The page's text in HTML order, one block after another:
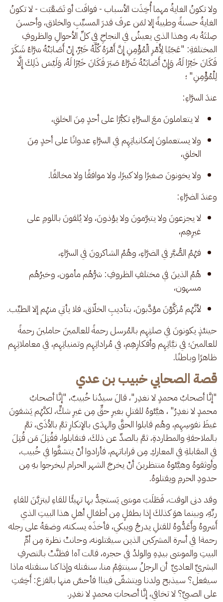
ولا تكونُ الغايةُ مهما أُخِذَت الأسباب - فوافَت أو تَصَعَّبَت - لا تكونُ
الغايةُ حسنةً وطيبةً إلا لمَن عرفَ قدرَ المسبِّبِ والخلاق، وأحسنَ
صِلتَهُ به، وهذا الذي يعيشُ في النجاحِ في كلِّ الأحوالِ والظروفِ
المختلفةِ: "عَجَبًا لِأَمْرِ الْمُؤْمِنِ إِنَّ أَمْرَهُ كُلَّهُ خَيْرٌ، إِنْ أَصَابَتْهُ سَرَّاءُ شَكَرَ
فَكَانَ خَيْرًا لَهُ، وَإِنْ أَصَابَتْهُ ضَرَّاءُ صَبَرَ فَكَانَ خَيْرًا لَهُ، وَلَيْسَ ذَلِكَ إِلَّا
لِلْمُؤْمِنِ" ؛
عندَ السرَّاءِ:
لا يتعاملونَ معَ السرَّاءِ تكبُّرًا على أحدٍ مِنَ الخلقِ،
ولا يستعملونَ إمكانياتِهِم في السرَّاءِ عدوانًا على أحدٍ مِنَ
الخلقِ،
ولا يخونونَ صغيرًا ولا كبيرًا، ولا موافقًا ولا مخالفًا.
وعندَ الضرَّاءِ:
لا يجزعونَ ولا يتبرَّمونَ ولا يؤذونَ، ولا يُلقونَ باللومِ على
غيرِهِم،
فهُمُ الصُّبَّر في الضرَّاءِ، وهُمُ الشاكرونَ في السرَّاءِ،
هُمُ الذينَ في مختلفِ الظروفِ: شرُّهُم مأمون، وخيرُهُم
مسهون،
لأنَّهُم مُزكَّوْنَ مؤدَّبونَ، بتأديبِ الخلّاق، فلا يأتي منهُم إلا الطيِّب.
حينئذٍ يكونونَ في صلتِهِم بالمُرسل رحمةً للعالمينَ حاملينَ رحمةً
للعالمينَ؛ في نيَّاتِهِم وأفكارِهِم، في مُراداتِهِم وتمنياتِهِم، في معاملاتِهِم
ظاهرًا وباطنًا.
قصة الصحابي خبيب بن عدي
"إنَّا أصحابُ محمدٍ لا نغدِر"، قالَ سيدُنا خُبيبٌ، "إنَّا أصحابُ
محمدٍ لا نغدِرُ" ، هيَّئوهُ للقتلِ بغيرِ حقٍّ مِن غيرِ شكٍّ، لكنَّهُم يَشفونَ
غيظَ نفوسِهِم، وهُم قابلوا الحقَّ والهدَى بالإنكارِ ثمَّ بالأذَى، ثمَّ
بالملاحقةِ والمطاردةِ، ثمَّ بالصدِّ عن ذلكَ، فتقابلوا، فقُتِلَ مَن قُتِلَ
في المقابلةِ في المعاركِ مِن قراباتهم، فأرادوا أنْ يتشفَّوا في خُبيب،
وأوثقوهُ وهيَّئوهُ منتظرينَ أنْ يخرجَ الشهر الحرام ليخرجوا بهِ مِن
حدودِ الحرمِ ويقتلوهُ.
وقد دنى الوقت، فَطَلَبَ موسَى يَستحِدُّ بها تهيئًا للقاءِ ليتزيَّنَ للقاءِ
ربِّهِ، وبينما هوَ كذلكَ إذا بطفلٍ مِن أطفالِ أهلِ هذا البيتِ الذي
أَسَروهُ وأَعَدُّوهُ للقتلِ يدرجُ ويبكي، فأخذَه يسكته، وضعَهُ على رجله
رحمة! في أسرة المشركين الذين سيقتلونه، وحانتْ نظرة مِن أمِّ
البيتِ والموسَى بيدِهِ والولدُ في حجره، قالت آه! فظنَّتْ بالتصرفِ
البشريِّ العاديِّ  أن الرجلُ سينتقِمُ منا، سنقتله وإذا كنا سنقتله ماذا
سيفعل؟ سيذبح ولدنا ويتشفّى فينا! فأحسَّ منها بالفزع: أَخِفتِ
على الصبيِّ؟ لا تخافي، إنَّا أصحابَ محمدٍ لا نغدِر.